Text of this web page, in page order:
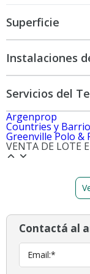
Superficie
Instalaciones
Servicios del
Argenprop
Countries y
Greenville Polo &
VENTA DE LOTE
Contactá al
Email:*